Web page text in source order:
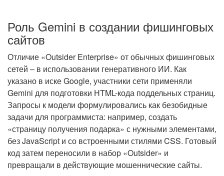
Роль Gemini в создании фишинговых
сайтов
Отличие «Outsider Enterprise» от обычных фишинговых
сетей – в использовании генеративного ИИ. Как
указано в иске Google, участники сети применяли
Gemini для подготовки HTML-кода поддельных страниц.
Запросы к модели формулировались как безобидные
задачи для программиста: например, создать
«страницу получения подарка» с нужными элементами,
без JavaScript и со встроенными стилями CSS. Готовый
код затем переносили в набор «Outsider» и
превращали в действующие мошеннические сайты.